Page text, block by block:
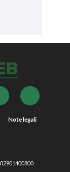
Note legali